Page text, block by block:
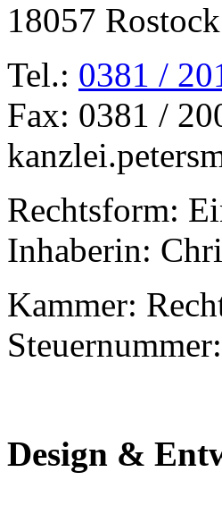
18057 Rostock
Tel.: 0381 /
Fax: 0381 /
Rechtsform:
Inhaberin:
Kammer:
Design &